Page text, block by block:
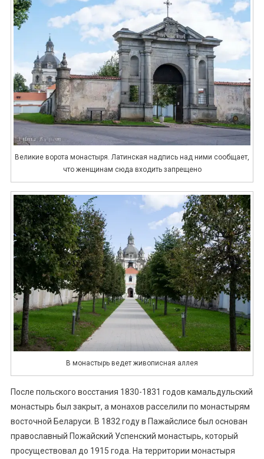
Великие ворота монастыря. Латинская надпись над ними сообщает,
что женщинам сюда входить запрещено
В монастырь ведет живописная аллея
После польского восстания 1830-1831 годов камальдульский
монастырь был закрыт, а монахов расселили по монастырям
восточной Беларуси. В 1832 году в Пажайслисе был основан
православный Пожайский Успенский монастырь, который
просуществовал до 1915 года. На территории монастыря